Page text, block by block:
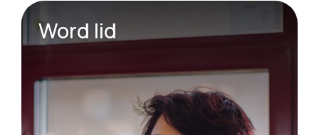
Word lid